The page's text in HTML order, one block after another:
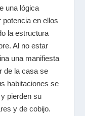
una lógica
potencia en ellos
la estructura
Al no estar
una manifiesta
de la casa se
habitaciones se
pierden su
y de cobijo.